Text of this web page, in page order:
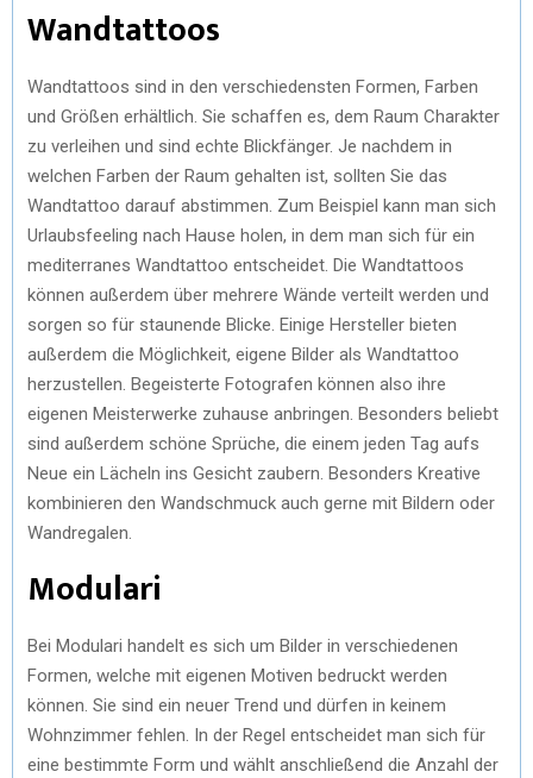
Wandtattoos
Wandtattoos sind in den verschiedensten Formen, Farben
und Größen erhältlich. Sie schaffen es, dem Raum Charakter
zu verleihen und sind echte Blickfänger. Je nachdem in
welchen Farben der Raum gehalten ist, sollten Sie das
Wandtattoo darauf abstimmen. Zum Beispiel kann man sich
Urlaubsfeeling nach Hause holen, in dem man sich für ein
mediterranes Wandtattoo entscheidet. Die Wandtattoos
können außerdem über mehrere Wände verteilt werden und
sorgen so für staunende Blicke. Einige Hersteller bieten
außerdem die Möglichkeit, eigene Bilder als Wandtattoo
herzustellen. Begeisterte Fotografen können also ihre
eigenen Meisterwerke zuhause anbringen. Besonders beliebt
sind außerdem schöne Sprüche, die einem jeden Tag aufs
Neue ein Lächeln ins Gesicht zaubern. Besonders Kreative
kombinieren den Wandschmuck auch gerne mit Bildern oder
Wandregalen.
Modulari
Bei Modulari handelt es sich um Bilder in verschiedenen
Formen, welche mit eigenen Motiven bedruckt werden
können. Sie sind ein neuer Trend und dürfen in keinem
Wohnzimmer fehlen. In der Regel entscheidet man sich für
eine bestimmte Form und wählt anschließend die Anzahl der